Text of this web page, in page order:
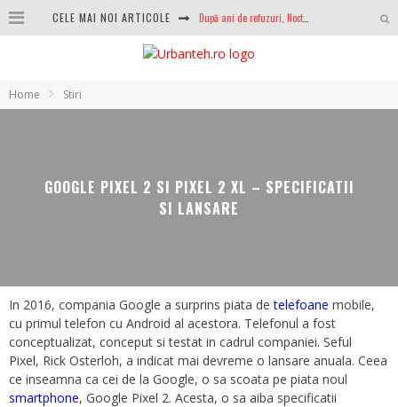
CELE MAI NOI ARTICOLE După ani de refuzuri, Noctua lansează în sfârșit primul său AIO
Ce este eSIM și cum îl activezi pe telefon? Ghid complet pentru Android și iPhone
Home Stiri
GOOGLE PIXEL 2 SI PIXEL 2 XL – SPECIFICATII
SI LANSARE
In 2016, compania Google a surprins piata detelefoane mobile,
cu primul telefon cu Android al acestora. Telefonul a fost
conceptualizat, conceput si testat in cadrul companiei. Seful
Pixel, Rick Osterloh, a indicat mai devreme o lansare anuala. Ceea
ce inseamna ca cei de la Google, o sa scoata pe piata noul
smartphone, Google Pixel 2. Acesta, o sa aiba specificatii